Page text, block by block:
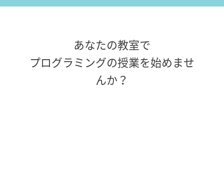
あなたの教室で
プログラミングの授業を始めませ
んか？